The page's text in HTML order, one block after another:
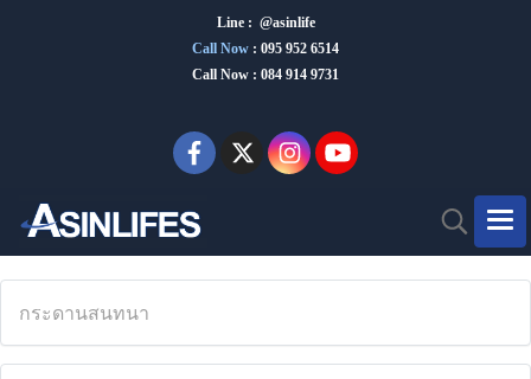
Line : @asinlife
Call Now : 095 952 6514
Call Now : 084 914 9731
กระดานสนทนา